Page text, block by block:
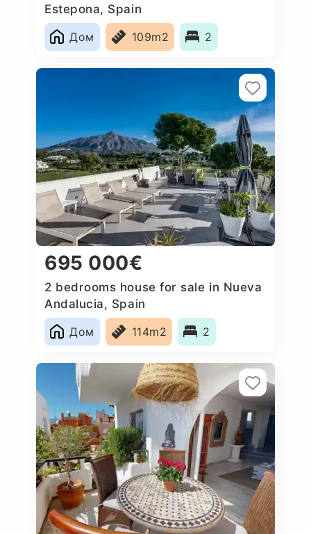
Estepona, Spain
Дом
109m2 2
695 000€
2 bedrooms house for sale in Nueva
Andalucia, Spain
Дом
114m2 2